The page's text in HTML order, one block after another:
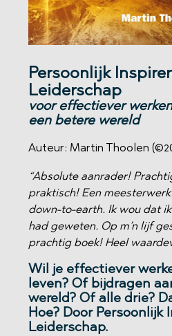
Persoonlijk
Leiderschap
voor effectiever
een betere wereld
Auteur: Martin Thoolen
“Absolute aanrader!
praktisch! Een meesterwerk.
down-to-earth. Ik wou dat
had geweten. Op m’n lijf
prachtig boek! Heel
Wil je effectiever
leven? Of bijdragen
wereld? Of alle drie?
Hoe? Door Persoonlijk
Leiderschap.